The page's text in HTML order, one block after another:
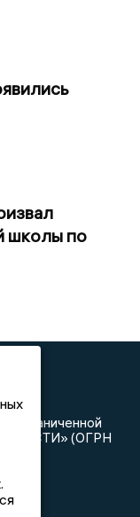
школы по
| СИ
ограниченной
(ОГРН